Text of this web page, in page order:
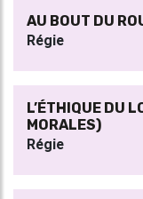
AU BOUT DU
Régie
L’ÉTHIQUE DU
MORALES)
Régie